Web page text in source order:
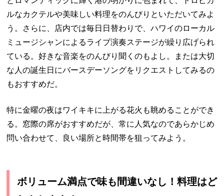
ルなカクテルや美味しい料理をのんびりといただいてみよ
う。さらに、店内では毎日日替わりで、ハワイのローカル
ミュージシャンによるライブ演奏ステージが繰り広げられ
ている。好きな音楽をのんびり聞くのもよし。または大切
な人の誕生日にバースデーソングをリクエストしてみるの
もおすすめだ。
特に金曜の夜はワイキキに上がる花火も眺めることができ
る。窓際の席がおすすめだが、常に人気なのであらかじめ
問い合わせて、良い場所と時間帯を狙ってみよう。
ボリューム満点で味も間違いなし！料理はど